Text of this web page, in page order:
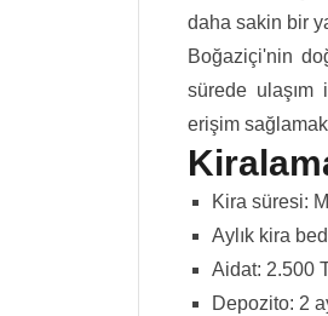
daha sakin bir
Boğaziçi'nin
sürede ulaşım
erişim
Kira süresi:
Aylık kira
Aidat: 2.500
Depozito: 2